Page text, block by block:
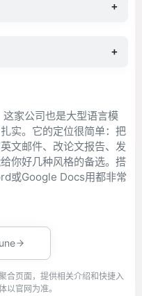
+
+
家公司也是大型语言模
实。它的定位很简单：把
文邮件、改论文报告、发
你好几种风格的备选。搭
或Google Docs用都非常
合页面，提供相关介绍和快捷入
以官网为准。